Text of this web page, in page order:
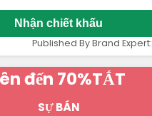
Nhận chiết khấu
Published By Brand Expert:
đến 70%TẮT
SỰ BÁN